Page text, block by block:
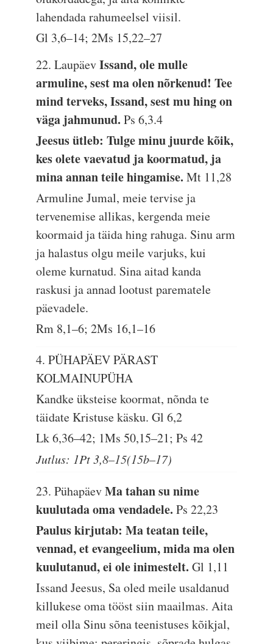
lahendada rahumeelsel viisil.
Gl 3,6–14; 2Ms 15,22–27
22. LaupäevIssand, ole mulle
armuline, sest ma olen nõrkenud! Tee
mind terveks, Issand, sest mu hing on
väga jahmunud.Ps 6,3.4
Jeesus ütleb: Tulge minu juurde kõik,
kes olete vaevatud ja koormatud, ja
mina annan teile hingamise.Mt 11,28
Armuline Jumal, meie tervise ja
tervenemise allikas, kergenda meie
koormaid ja täida hing rahuga. Sinu arm
ja halastus olgu meile varjuks, kui
oleme kurnatud. Sina aitad kanda
raskusi ja annad lootust parematele
päevadele.
Rm 8,1–6; 2Ms 16,1–16
4. PÜHAPÄEV PÄRAST
KOLMAINUPÜHA
Kandke üksteise koormat, nõnda te
täidate Kristuse käsku.Gl 6,2
Lk 6,36–42; 1Ms 50,15–21; Ps 42
Jutlus: 1Pt 3,8–15(15b–17)
23. PühapäevMa tahan su nime
kuulutada oma vendadele.Ps 22,23
Paulus kirjutab: Ma teatan teile,
vennad, et evangeelium, mida ma olen
kuulutanud, ei ole inimestelt.Gl 1,11
Issand Jeesus, Sa oled meile usaldanud
killukese oma tööst siin maailmas. Aita
meil olla Sinu sõna teenistuses kõikjal,